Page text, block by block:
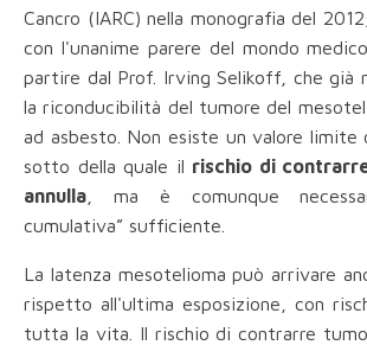
Cancro (IARC) nella monografia del
con l'unanime parere del mondo
partire dal Prof. Irving Selikoff, che già
la riconducibilità del tumore del
ad asbesto. Non esiste un valore limite
sotto della quale il rischio di
annulla , ma è comunque
cumulativa” sufficiente.
La latenza mesotelioma può arrivare
rispetto all'ultima esposizione, con
tutta la vita. Il rischio di contrarre